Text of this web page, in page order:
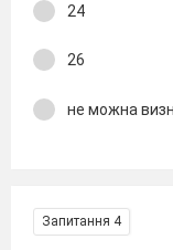
24
26
не можна
Запитання 4